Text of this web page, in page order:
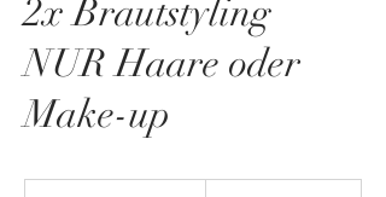
2x Brautstyling
NUR Haare oder
Make-up